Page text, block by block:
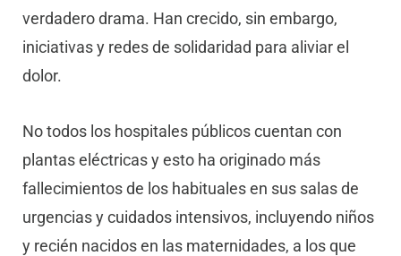
verdadero drama. Han crecido, sin embargo,
iniciativas y redes de solidaridad para aliviar el
dolor.
No todos los hospitales públicos cuentan con
plantas eléctricas y esto ha originado más
fallecimientos de los habituales en sus salas de
urgencias y cuidados intensivos, incluyendo niños
y recién nacidos en las maternidades, a los que